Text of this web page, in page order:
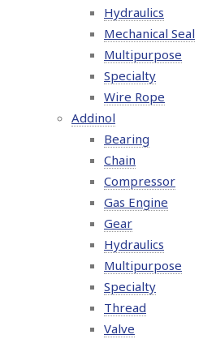
Hydraulics
Mechanical Seal
Multipurpose
Specialty
Wire Rope
Addinol
Bearing
Chain
Compressor
Gas Engine
Gear
Hydraulics
Multipurpose
Specialty
Thread
Valve